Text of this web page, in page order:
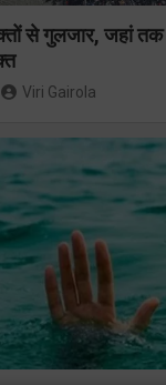
से गुलजार, जहां
Viri Gairola